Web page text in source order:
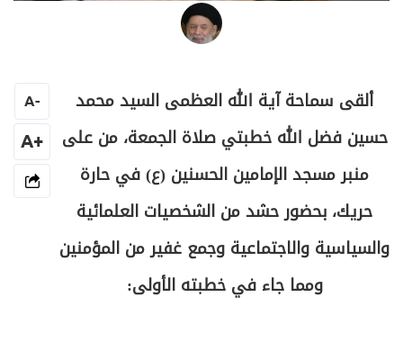
ألقى سماحة آية الله العظمى السيد محمد
حسين فضل الله خطبتي صلاة الجمعة، من على
منبر مسجد الإمامين الحسنين (ع) في حارة
حريك، بحضور حشد من الشخصيات العلمائية
والسياسية والاجتماعية وجمع غفير من المؤمنين
ومما جاء في خطبته الأولى:
-
A
+A